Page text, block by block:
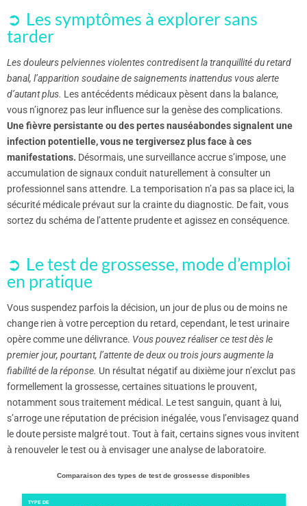
Les symptômes à explorer sans
tarder
Les douleurs pelviennes violentes contredisent la tranquillité du retard
banal, l’apparition soudaine de saignements inattendus vous alerte
d’autant plus. Les antécédents médicaux pèsent dans la balance,
vous n’ignorez pas leur influence sur la genèse des complications.
Une fièvre persistante ou des pertes nauséabondes signalent une
infection potentielle, vous ne tergiversez plus face à ces
manifestations. Désormais, une surveillance accrue s’impose, une
accumulation de signaux conduit naturellement à consulter un
professionnel sans attendre. La temporisation n’a pas sa place ici, la
sécurité médicale prévaut sur la crainte du diagnostic. De fait, vous
sortez du schéma de l’attente prudente et agissez en conséquence.
Le test de grossesse, mode d’emploi
en pratique
Vous suspendez parfois la décision, un jour de plus ou de moins ne
change rien à votre perception du retard, cependant, le test urinaire
opère comme une délivrance. Vous pouvez réaliser ce test dès le
premier jour, pourtant, l’attente de deux ou trois jours augmente la
fiabilité de la réponse. Un résultat négatif au dixième jour n’exclut pas
formellement la grossesse, certaines situations le prouvent,
notamment sous traitement médical. Le test sanguin, quant à lui,
s’arroge une réputation de précision inégalée, vous l’envisagez quand
le doute persiste malgré tout. Tout à fait, certains signes vous invitent
à renouveler le test ou à envisager une analyse de laboratoire.
Comparaison des types de test de grossesse disponibles
TYPE DE